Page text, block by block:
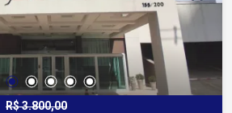
R$ 3.800,00